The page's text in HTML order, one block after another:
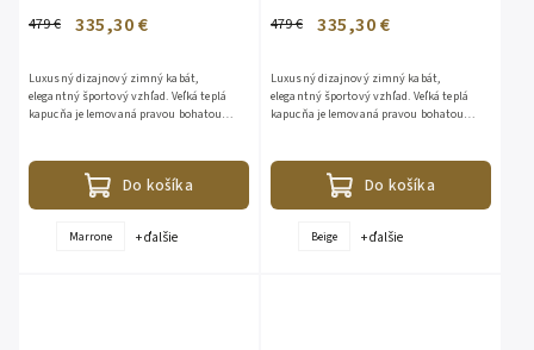
479 € 335,30 €
Do košíka
Luxusný dizajnový zimný kabát,
elegantný športový vzhľad. Veľká teplá
kapucňa je lemovaná pravou bohatou
Marrone + ďalšie
479 € 335,30 €
Do košíka
Luxusný dizajnový zimný kabát,
elegantný športový vzhľad. Veľká teplá
kapucňa je lemovaná pravou bohatou
Beige + ďalšie